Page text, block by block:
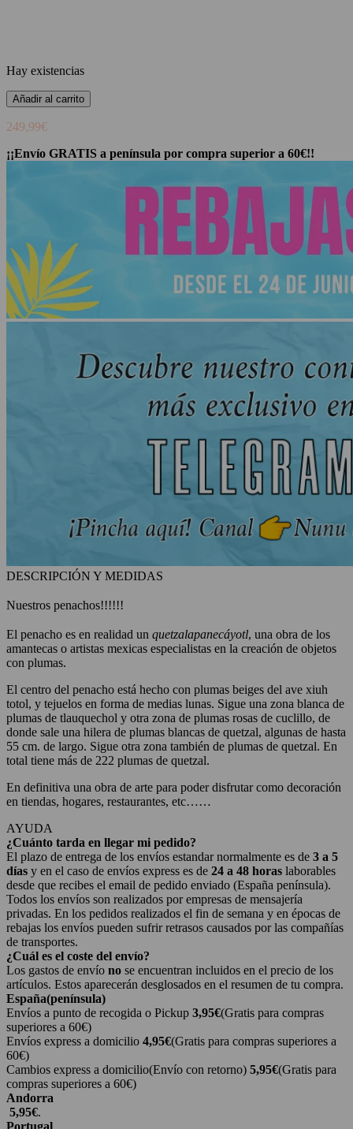
Hay existencias
Añadir al carrito
249,99€
¡¡Envío GRATIS a península por compra superior a 60€!!
DESCRIPCIÓN Y MEDIDAS
Nuestros penachos!!!!!!
El penacho es en realidad un quetzalapanecáyotl, una obra de los
amantecas o artistas mexicas especialistas en la creación de objetos
con plumas.
El centro del penacho está hecho con plumas beiges del ave xiuh
totol, y tejuelos en forma de medias lunas. Sigue una zona blanca de
plumas de tlauquechol y otra zona de plumas rosas de cuclillo, de
donde sale una hilera de plumas blancas de quetzal, algunas de hasta
55 cm. de largo. Sigue otra zona también de plumas de quetzal. En
total tiene más de 222 plumas de quetzal.
En definitiva una obra de arte para poder disfrutar como decoración
en tiendas, hogares, restaurantes, etc……
AYUDA
¿Cuánto tarda en llegar mi pedido?
El plazo de entrega de los envíos estandar normalmente es de 3 a 5
días y en el caso de envíos express es de 24 a 48 horas laborables
desde que recibes el email de pedido enviado (España península).
Todos los envíos son realizados por empresas de mensajería
privadas. En los pedidos realizados el fin de semana y en épocas de
rebajas los envíos pueden sufrir retrasos causados por las compañías
de transportes.
¿Cuál es el coste del envío?
Los gastos de envío no se encuentran incluidos en el precio de los
artículos. Estos aparecerán desglosados en el resumen de tu compra.
España(península)
Envíos a punto de recogida o Pickup 3,95€(Gratis para compras
superiores a 60€)
Envíos express a domicilio 4,95€(Gratis para compras superiores a
60€)
Cambios express a domicilio(Envío con retorno) 5,95€(Gratis para
compras superiores a 60€)
Andorra
5,95€.
Portugal